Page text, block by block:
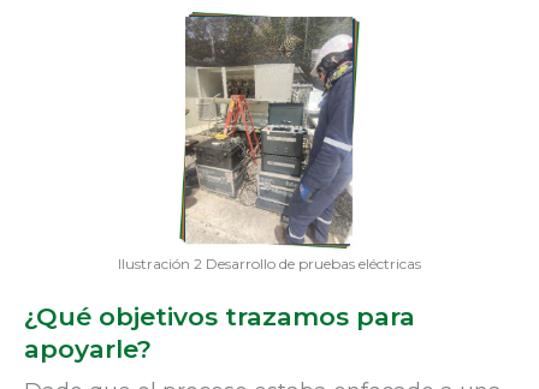
Ilustración 2 Desarrollo de pruebas eléctricas
¿Qué objetivos trazamos para
apoyarle?